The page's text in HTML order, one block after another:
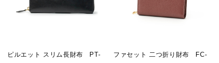
ピルエット スリム長財布 PT-
ファセット 二つ折り財布 FC-